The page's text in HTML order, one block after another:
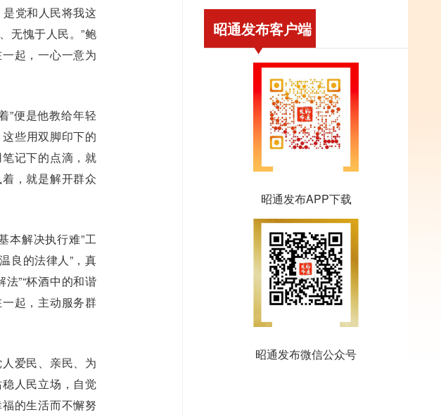
党和人民将我这
无愧于人民。”鲍
起，一心一意为
”便是他教给年轻
些用双脚印下的
记下的点滴，就
，就是解开群众
本解决执行难”工
良的法律人”，真
”“杯酒中的和谐
起，主动服务群
爱民、亲民、为
人民立场，自觉
的生活而不懈努
昭通发布客户端
昭通发布APP下载
昭通发布微信公众号